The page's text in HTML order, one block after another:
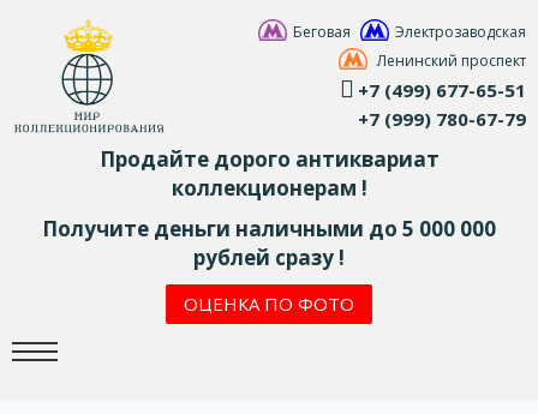
Беговая
Электрозаводская
Ленинский проспект
+7 (499) 677-65-51
+7 (999) 780-67-79
Продайте дорого антиквариат
коллекционерам !
Получите деньги наличными до 5 000 000
рублей сразу !
ОЦЕНКА ПО ФОТО